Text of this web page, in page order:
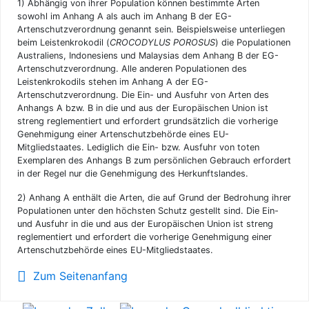
1) Abhängig von ihrer Population können bestimmte Arten
sowohl im Anhang A als auch im Anhang B der EG-
Artenschutzverordnung genannt sein. Beispielsweise unterliegen
beim Leistenkrokodil (CROCODYLUS POROSUS) die Populationen
Australiens, Indonesiens und Malaysias dem Anhang B der EG-
Artenschutzverordnung. Alle anderen Populationen des
Leistenkrokodils stehen im Anhang A der EG-
Artenschutzverordnung. Die Ein- und Ausfuhr von Arten des
Anhangs A bzw. B in die und aus der Europäischen Union ist
streng reglementiert und erfordert grundsätzlich die vorherige
Genehmigung einer Artenschutzbehörde eines EU-
Mitgliedstaates. Lediglich die Ein- bzw. Ausfuhr von toten
Exemplaren des Anhangs B zum persönlichen Gebrauch erfordert
in der Regel nur die Genehmigung des Herkunftslandes.
2) Anhang A enthält die Arten, die auf Grund der Bedrohung ihrer
Populationen unter den höchsten Schutz gestellt sind. Die Ein-
und Ausfuhr in die und aus der Europäischen Union ist streng
reglementiert und erfordert die vorherige Genehmigung einer
Artenschutzbehörde eines EU-Mitgliedstaates.
Zum Seitenanfang